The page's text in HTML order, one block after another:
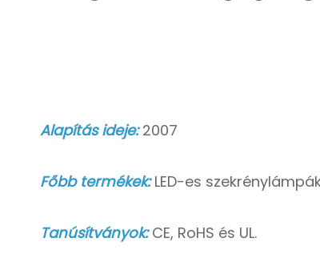
Alapítás ideje:2007
Főbb termékek:LED-es
Tanúsítványok:CE, RoHS és UL.